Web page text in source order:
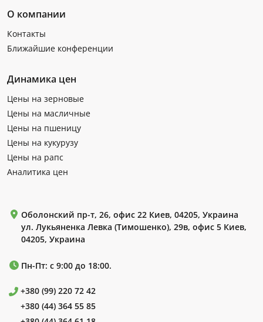
О компании
Контакты
Ближайшие конференции
Динамика цен
Цены на зерновые
Цены на масличные
Цены на пшеницу
Цены на кукурузу
Цены на рапс
Аналитика цен
Оболонский пр-т, 26, офис 22 Киев, 04205, Украина
ул. Лукьяненка Левка (Тимошенко), 29в, офис 5 Киев,
04205, Украина
Пн-Пт: с 9:00 до 18:00.
+380 (99) 220 72 42
+380 (44) 364 55 85